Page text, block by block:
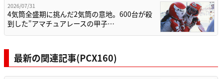
2026/07/31
4気筒全盛期に挑んだ2気筒の意地。600台が殺
到した”アマチュアレースの甲子…
最新の関連記事(PCX160)